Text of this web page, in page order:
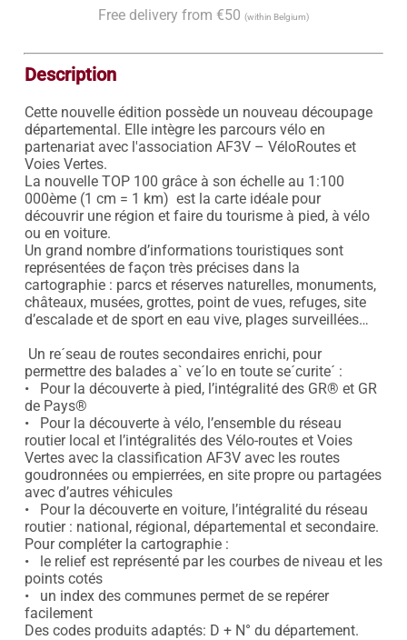
Free delivery from €50 (within Belgium)
Description
Cette nouvelle édition possède un nouveau découpage
départemental. Elle intègre les parcours vélo en
partenariat avec l'association AF3V – VéloRoutes et
Voies Vertes.
La nouvelle TOP 100 grâce à son échelle au 1:100
000ème (1 cm = 1 km)  est la carte idéale pour
découvrir une région et faire du tourisme à pied, à vélo
ou en voiture.
Un grand nombre d’informations touristiques sont
représentées de façon très précises dans la
cartographie : parcs et réserves naturelles, monuments,
châteaux, musées, grottes, point de vues, refuges, site
d’escalade et de sport en eau vive, plages surveillées…
permettre des balades a` ve´lo en toute se´curite´ :
•   Pour la découverte à pied, l’intégralité des GR® et GR
de Pays®
•   Pour la découverte à vélo, l’ensemble du réseau
routier local et l’intégralités des Vélo-routes et Voies
Vertes avec la classification AF3V avec les routes
goudronnées ou empierrées, en site propre ou partagées
avec d’autres véhicules
•   Pour la découverte en voiture, l’intégralité du réseau
routier : national, régional, départemental et secondaire.
Pour compléter la cartographie :
•   le relief est représenté par les courbes de niveau et les
points cotés
•   un index des communes permet de se repérer
facilement
Des codes produits adaptés: D + N° du département.